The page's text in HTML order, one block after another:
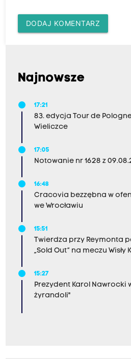
DODAJ KOMENTARZ
Najnowsze
17:21
83. edycja Tour de
Wieliczce
17:05
Notowanie nr 1628 z
16:48
Cracovia bezzębna w
we Wrocławiu
15:51
Twierdza przy Reymonta
„Sold Out” na meczu Wisły
15:27
Prezydent Karol Nawrocki
żyrandoli"